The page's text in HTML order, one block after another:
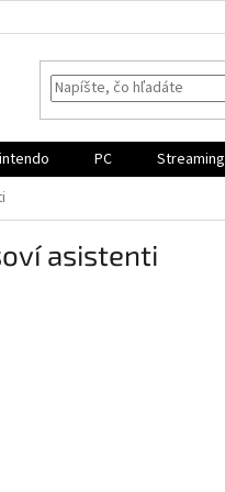
PC Streaming
asistenti